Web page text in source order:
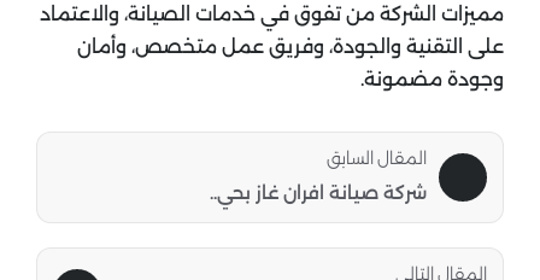
مميزات الشركة من تفوق في خدمات الصيانة، والاعتماد
على التقنية والجودة، وفريق عمل متخصص، وأمان
وجودة مضمونة.
المقال السابق
شركة صيانة افران غاز بحي..
المقال التالى